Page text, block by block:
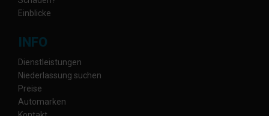
Einblicke
INFO
Dienstleistungen
Niederlassung suchen
Preise
Automarken